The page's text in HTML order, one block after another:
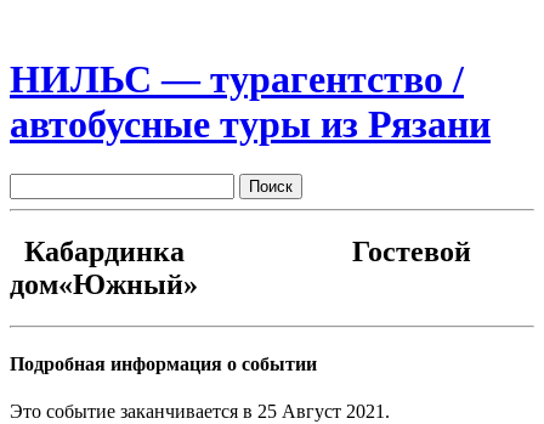
НИЛЬС — турагентство /
автобусные туры из Рязани
Кабардинка Гостевой
дом«Южный»
Подробная информация о событии
Это событие заканчивается в 25 Август 2021.